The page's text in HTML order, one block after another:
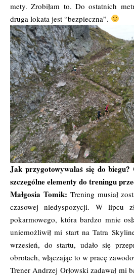
mety. Zrobiłam to. Do ostatnich
druga lokata jest “bezpieczna”.
Jak przygotowywałaś się do
szczególne elementy do treningu
Małgosia Tomik: Trening musiał
czasowej niedyspozycji. W lipcu
pokarmowego, która bardzo mnie
uniemożliwił mi start na Tatra
wrzesień, do startu, udało się
obrotach, włączając to w pracę
Trener Andrzej Orłowski zadawał mi